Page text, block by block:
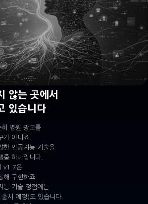
않는 곳에서
있습니다
히 병원 광고를
가 아니죠.
한 인공지능 기술을
중 하나입니다.
v1.7은
해 구현하죠.
능 기술 정점에는
시 예정)도 있습니다.